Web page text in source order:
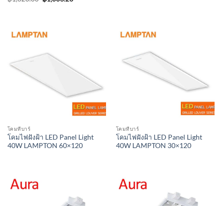
price
โคมทีบาร์
โคมไฟฝังฝ้า LED Panel Light
40W LAMPTON 60×120
โคมทีบาร์
โคมไฟฝังฝ้า LED Panel Light
40W LAMPTON 30×120